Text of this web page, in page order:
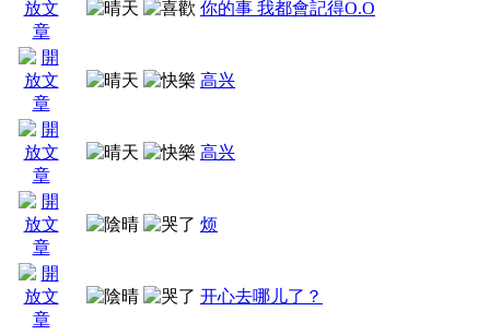
你的事 我都會記得O.O
高兴
高兴
烦
开心去哪儿了？